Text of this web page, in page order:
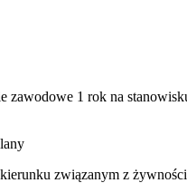
zawodowe 1 rok na
związanym z